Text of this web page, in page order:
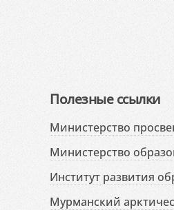
Полезные ссылки
Министерство
Министерство
Институт развития
Мурманский